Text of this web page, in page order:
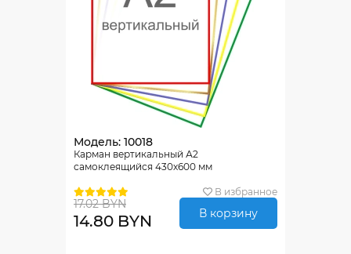
Модель: 10018
Карман вертикальный А2
самоклеящийся 430х600 мм
В избранное
17.02 BYN
14.80 BYN В корзину